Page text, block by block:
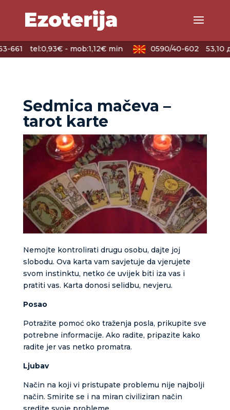
661 tel:0,93€ - mob:1,12€ min 0590/40-602 53,10
Sedmica mačeva –
tarot karte
Nemojte kontrolirati drugu osobu, dajte joj
slobodu. Ova karta vam savjetuje da vjerujete
svom instinktu, netko će uvijek biti iza vas i
pratiti vas. Karta donosi selidbu, nevjeru.
Posao
Potražite pomoć oko traženja posla, prikupite sve
potrebne informacije. Ako radite, pripazite kako
radite jer vas netko promatra.
Ljubav
Način na koji vi pristupate problemu nije najbolji
način. Smirite se i na miran civiliziran način